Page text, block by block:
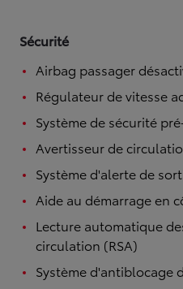
Sécurité
Airbag passager
Régulateur de vitesse
Système de sécurité
Avertisseur de
Système d'alerte de
Aide au démarrage en
Lecture automatique
circulation (RSA)
Système d'antiblocage